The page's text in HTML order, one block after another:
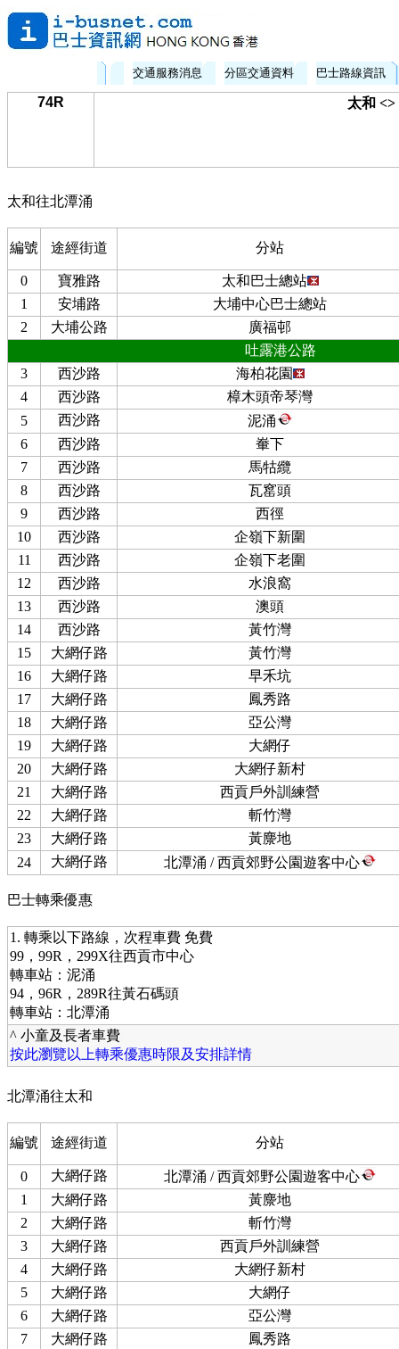
交通服務消息 分區交通資料 巴士路線資訊
74R 太和
太和往北潭涌
編號 途經街道 分站
0 寶雅路
太和巴士總站
1
安埔路
大埔中心巴士總站
2
大埔公路
廣福邨
吐露港公路
3
西沙路
海柏花園
4
西沙路
樟木頭帝琴灣
5
西沙路
泥涌
6
西沙路
輋下
7
西沙路
馬牯纜
8
西沙路
瓦窰頭
9
西沙路
西徑
10
西沙路
企嶺下新圍
11
西沙路
企嶺下老圍
12
西沙路
水浪窩
13
西沙路
澳頭
14
西沙路
黃竹灣
15
大網仔路
黃竹灣
16
大網仔路
早禾坑
17
大網仔路
鳳秀路
18
大網仔路
亞公灣
19
大網仔路
大網仔
20
大網仔路
大網仔新村
21
大網仔路
西貢戶外訓練營
22
大網仔路
斬竹灣
23
大網仔路
黃麖地
24
大網仔路 北潭涌 / 西貢郊野公園遊客中心
巴士轉乘優惠
1. 轉乘以下路線，次程車費 免費
99，99R，299X往西貢市中心
轉車站：泥涌
94，96R，289R往黃石碼頭
轉車站：北潭涌
^ 小童及長者車費
按此瀏覽以上轉乘優惠時限及安排詳情
北潭涌往太和
編號 途經街道 分站
0 大網仔路
北潭涌 / 西貢郊野公園遊客中心
1
大網仔路
黃麖地
2
大網仔路
斬竹灣
3
大網仔路
西貢戶外訓練營
4
大網仔路
大網仔新村
5
大網仔路
大網仔
6
大網仔路
亞公灣
7
大網仔路
鳳秀路